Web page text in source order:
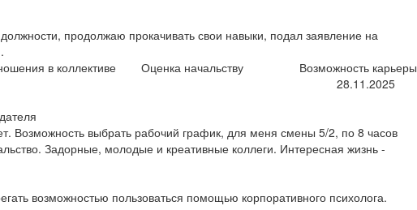
продолжаю прокачивать свои навыки, подал заявление на
в коллективе Оценка начальству
Возможность карьеры
28.11.2025
Возможность выбрать рабочий график, для меня смены 5/2, по 8 часов
Задорные, молодые и креативные коллеги. Интересная жизнь -
возможностью пользоваться помощью корпоративного психолога.